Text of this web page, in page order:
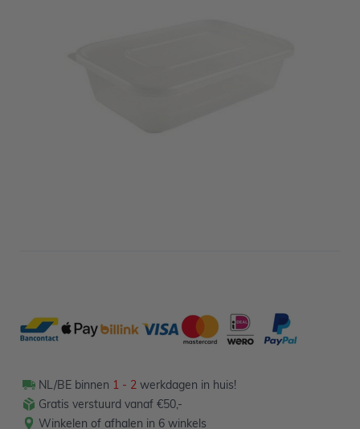
NL/BE binnen 1 - 2 werkdagen in huis!
Gratis verstuurd vanaf €50,-
Winkelen of afhalen in 6 winkels